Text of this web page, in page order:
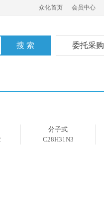
众化首页 会员中心
委托采购
分子式
C28H31N3